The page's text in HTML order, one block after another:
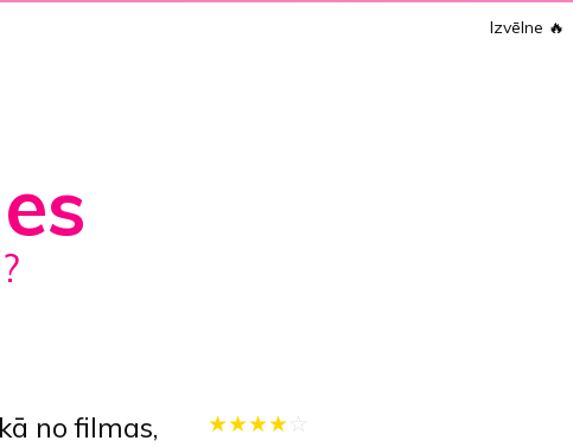
Izvēlne 🔥
★★★★ ☆
no filmas,